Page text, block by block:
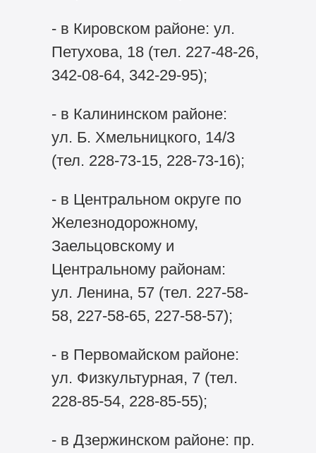
- в Кировском районе: ул.
Петухова, 18 (тел. 227-48-26,
342-08-64, 342-29-95);
- в Калининском районе:
ул. Б. Хмельницкого, 14/3
(тел. 228-73-15, 228-73-16);
- в Центральном округе по
Железнодорожному,
Заельцовскому и
Центральному районам:
ул. Ленина, 57 (тел. 227-58-
58, 227-58-65, 227-58-57);
- в Первомайском районе:
ул. Физкультурная, 7 (тел.
228-85-54, 228-85-55);
- в Дзержинском районе: пр.